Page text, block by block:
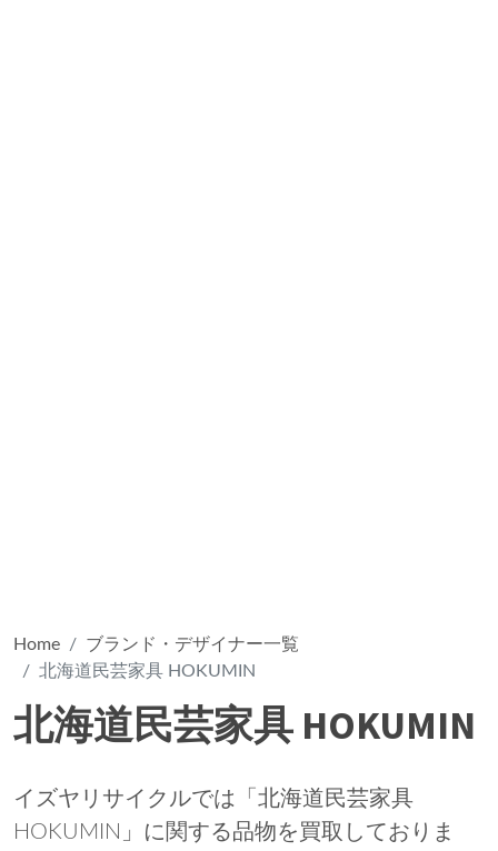
Home
ブランド・デザイナー一覧
北海道民芸家具 HOKUMIN
北海道民芸家具 HOKUMIN
イズヤリサイクルでは「北海道民芸家具
HOKUMIN」に関する品物を買取しておりま